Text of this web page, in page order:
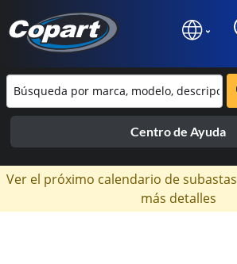
Centro de Ayuda
Ver el próximo calendario de subastas
más detalles